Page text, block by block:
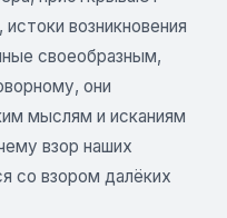
возникновения
своеобразным,
они
мыслям и исканиям
взор наших
со взором далёких